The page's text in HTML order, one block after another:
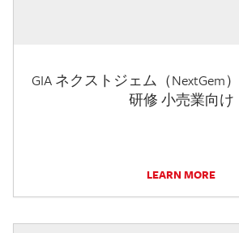
GIA ネクストジェム（NextGem
研修 小売業向け
LEARN MORE